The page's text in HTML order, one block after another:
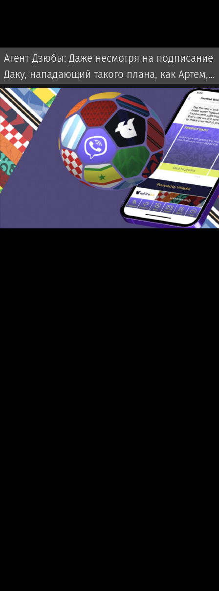
Агент Дзюбы: Даже несмотря на подписание
Даку, нападающий такого плана, как Артем,
«Спартаку» не помешает